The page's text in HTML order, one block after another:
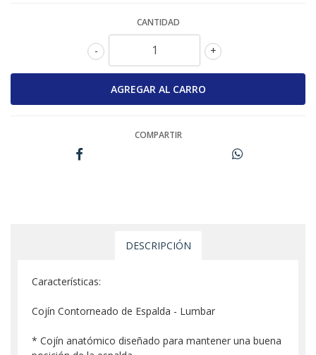
CANTIDAD
+
-
COMPARTIR
DESCRIPCIÓN
Características:
Cojín Contorneado de Espalda - Lumbar
* Cojín anatómico diseñado para mantener una buena